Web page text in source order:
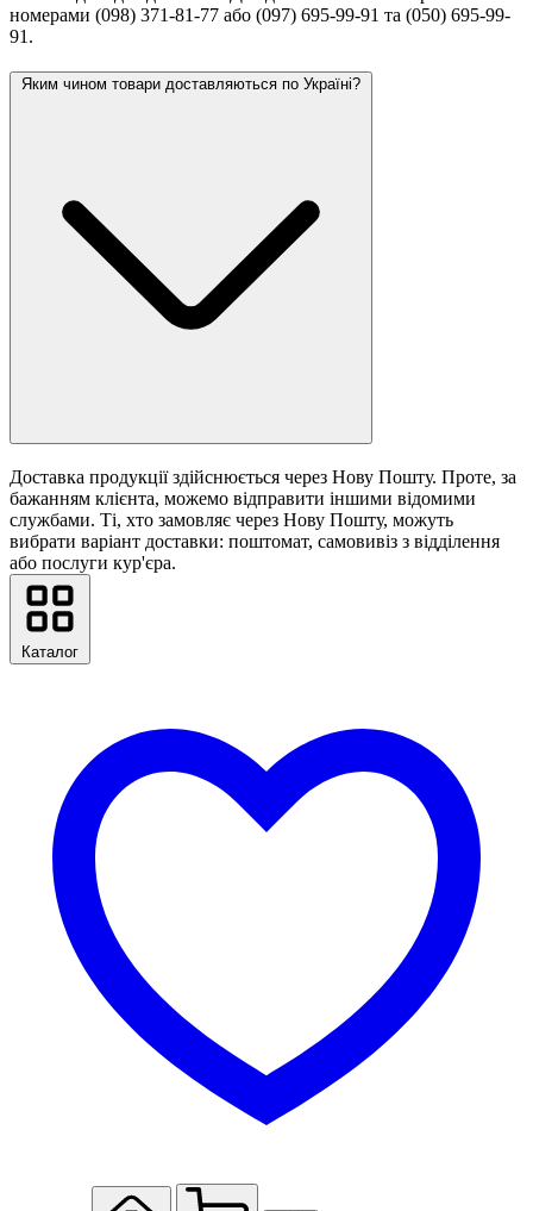
номерами (098) 371-81-77 або (097) 695-99-91 та (050) 695-99-
91.
Яким чином товари доставляються по Україні?
Доставка продукції здійснюється через Нову Пошту. Проте, за
бажанням клієнта, можемо відправити іншими відомими
службами. Ті, хто замовляє через Нову Пошту, можуть
вибрати варіант доставки: поштомат, самовивіз з відділення
або послуги кур'єра.
Каталог